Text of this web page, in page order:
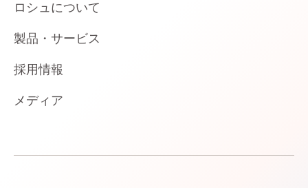
ロシュについて
製品・サービス
採用情報
メディア